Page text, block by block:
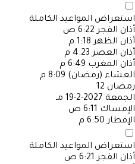
استعراض المواعيد الكاملة
أذان الفجر 6:22 ص
أذان الظهر 1:18 م
أذان العصر 4:23 م
أذان المغرب 6:49 م
العشاء (رمضان) 8:09 م
رمضان 12
الجمعة 2027-2-19 مـ
الإمساك 6:11 ص
الإفطار 6:50 م
استعراض المواعيد الكاملة
أذان الفجر 6:21 ص